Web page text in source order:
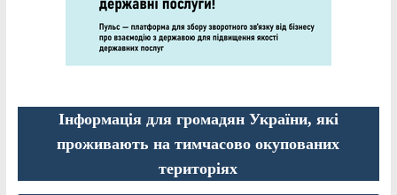
Інформація для громадян України, які
проживають на тимчасово окупованих
територіях